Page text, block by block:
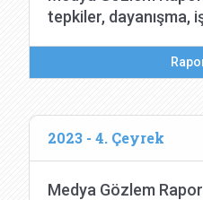
tepkiler, dayanışma,
2023 - 4. Çeyrek
Medya Gözlem